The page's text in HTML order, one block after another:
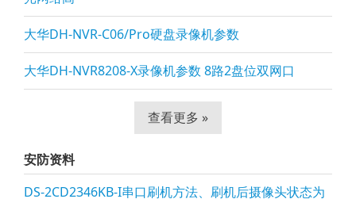
大华DH-NVR-C06/Pro硬盘录像机参数
大华DH-NVR8208-X录像机参数 8路2盘位双网口
查看更多 »
安防资料
DS-2CD2346KB-I串口刷机方法、刷机后摄像头状态为